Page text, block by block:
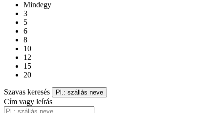
Mindegy
3
5
6
8
10
12
15
20
Szavas keresés Pl.: szállás neve
Cím vagy leírás